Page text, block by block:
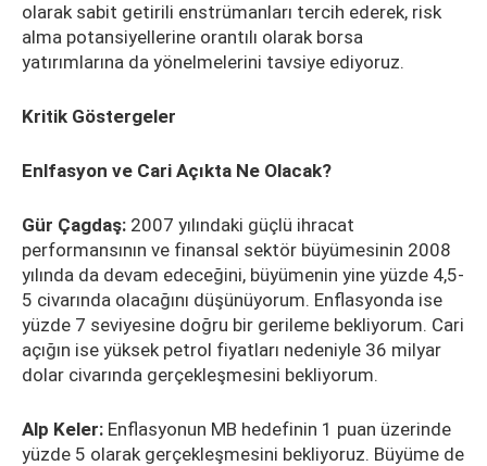
olarak sabit getirili enstrümanları tercih ederek, risk
alma potansiyellerine orantılı olarak borsa
yatırımlarına da yönelmelerini tavsiye ediyoruz.
Kritik Göstergeler
Enlfasyon ve Cari Açıkta Ne Olacak?
Gür Çagdaş: 2007 yılındaki güçlü ihracat
performansının ve finansal sektör büyümesinin 2008
yılında da devam edeceğini, büyümenin yine yüzde 4,5-
5 civarında olacağını düşünüyorum. Enflasyonda ise
yüzde 7 seviyesine doğru bir gerileme bekliyorum. Cari
açığın ise yüksek petrol fiyatları nedeniyle 36 milyar
dolar civarında gerçekleşmesini bekliyorum.
Alp Keler: Enflasyonun MB hedefinin 1 puan üzerinde
yüzde 5 olarak gerçekleşmesini bekliyoruz. Büyüme de